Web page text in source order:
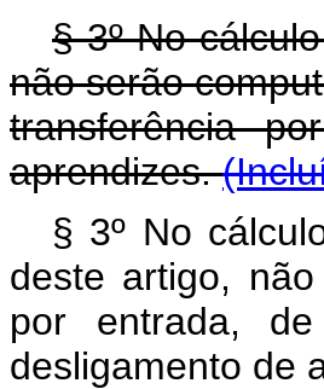
§ 3º No
não serão
transferência
aprendizes.
§ 3º No
deste artigo,
por entrada,
desligamento de